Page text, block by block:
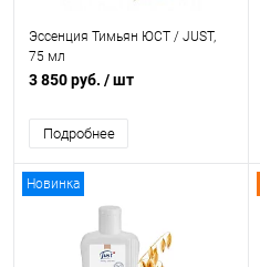
Эссенция Тимьян ЮСТ / JUST,
75 мл
3 850 руб. / шт
Подробнее
Новинка